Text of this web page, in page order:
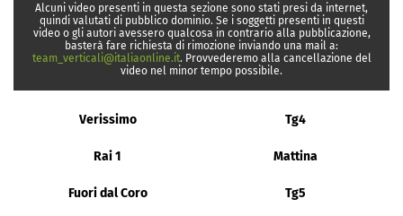
Alcuni video presenti in questa sezione sono stati presi da internet,
quindi valutati di pubblico dominio. Se i soggetti presenti in questi
video o gli autori avessero qualcosa in contrario alla pubblicazione,
basterà fare richiesta di rimozione inviando una mail a:
team_verticali@italiaonline.it. Provvederemo alla cancellazione del
video nel minor tempo possibile.
Verissimo Tg4
Rai 1 Mattina
Fuori dal Coro Tg5